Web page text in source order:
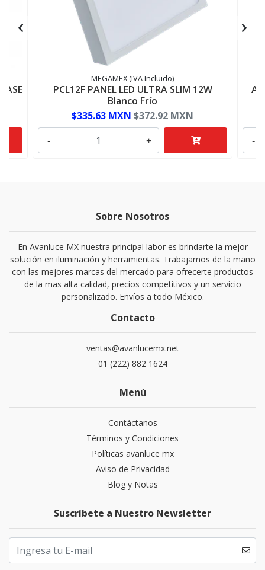
MEGAMEX (IVA Incluido)
PCL12F PANEL LED ULTRA SLIM 12W
Blanco Frío
$335.63 MXN $372.92 MXN
+
- -
Sobre Nosotros
En Avanluce MX nuestra principal labor es brindarte la mejor
solución en iluminación y herramientas. Trabajamos de la mano
con las mejores marcas del mercado para ofrecerte productos
de la mas alta calidad, precios competitivos y un servicio
personalizado. Envíos a todo México.
Contacto
ventas@avanlucemx.net
01 (222) 882 1624
Menú
Contáctanos
Términos y Condiciones
Políticas avanluce mx
Aviso de Privacidad
Blog y Notas
Suscríbete a Nuestro Newsletter